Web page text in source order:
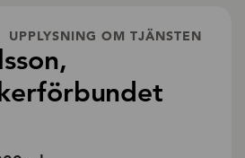
UPPLYSNING OM TJÄNSTEN